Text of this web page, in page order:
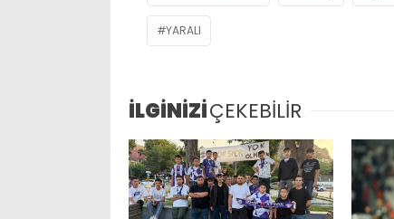
YARALI
İLGİNİZİÇEKEBİLİR